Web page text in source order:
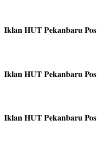
Iklan HUT Pekanbaru Pos
Iklan HUT Pekanbaru Pos
Iklan HUT Pekanbaru Pos